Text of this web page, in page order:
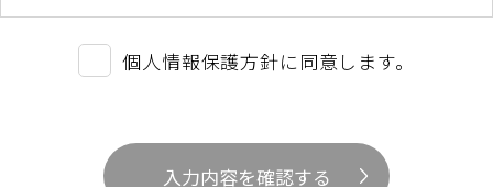
基本方針
トで採択され、「誰一人取り残さない」という理
念に基づき、飢餓・貧困・健康・教育などの世界
個人情報保護方針に同意します。
入力内容を確認する